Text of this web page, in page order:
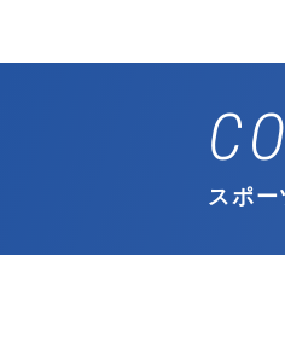
スポー